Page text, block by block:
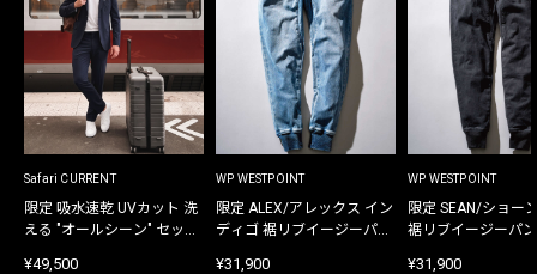
Safari CURRENT
限定 吸水速乾 UVカット 洗
える "オールシーン" セット
¥49,500
WP WESTPOINT
限定 ALEX/アレックス イン
ディゴ 裾リブイージーパン
¥31,900
WP WESTPOINT
限定 SEAN/ショー
裾リブイージーパ
¥31,900